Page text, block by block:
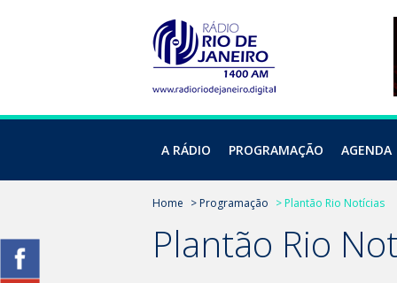
A RÁDIO PROGRAMAÇÃO AGENDA
Home > Programação > Plantão Rio Notícias
Plantão Rio